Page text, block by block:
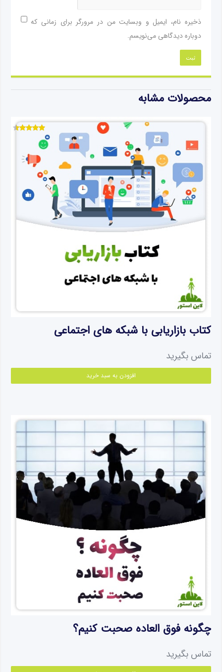
ذخیره نام، ایمیل و وبسایت من در مرورگر برای زمانی که
دوباره دیدگاهی می‌نویسم.
محصولات مشابه
کتاب بازاریابی با شبکه های اجتماعی
نمره
از 5
تماس بگیرید
افزودن به سبد خرید
چگونه فوق العاده صحبت کنیم؟
تماس بگیرید